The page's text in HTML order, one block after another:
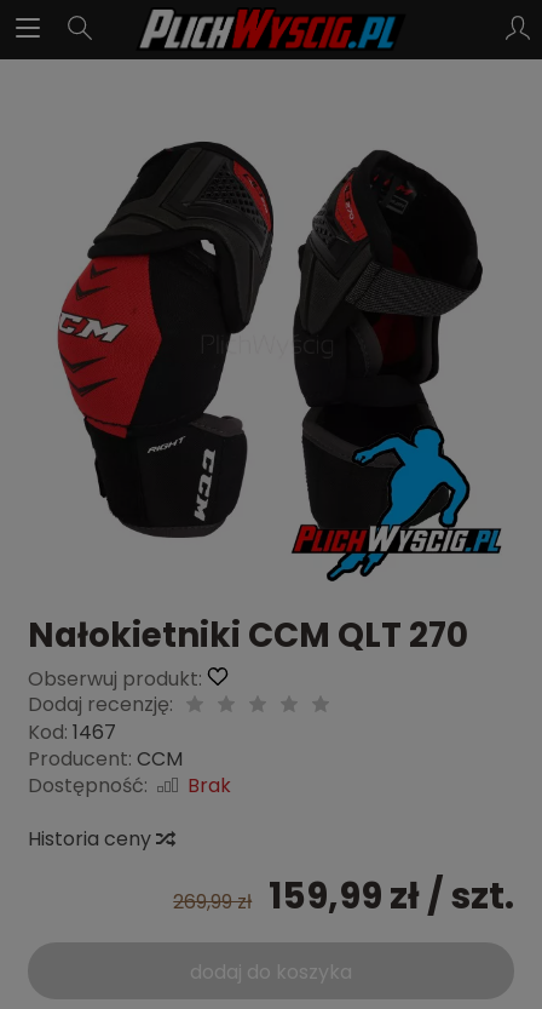
Nałokietniki CCM QLT 270
Obserwuj produkt:
Dodaj recenzję:
Kod: 1467
Producent: CCM
Dostępność:
Brak
Historia ceny
269,99 zł 159,99 zł/ szt.
dodaj do koszyka